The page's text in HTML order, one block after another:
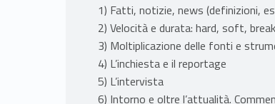
1) Fatti, notizie, news (definizioni,
2) Velocità e durata: hard, soft,
3) Moltiplicazione delle fonti e
4) L’inchiesta e il reportage
5) L’intervista
6) Intorno e oltre l’attualità.